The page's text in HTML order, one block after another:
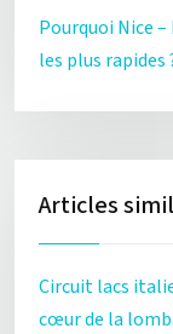
Pourquoi Nice
les plus rapides
Articles
Circuit lacs
cœur de la